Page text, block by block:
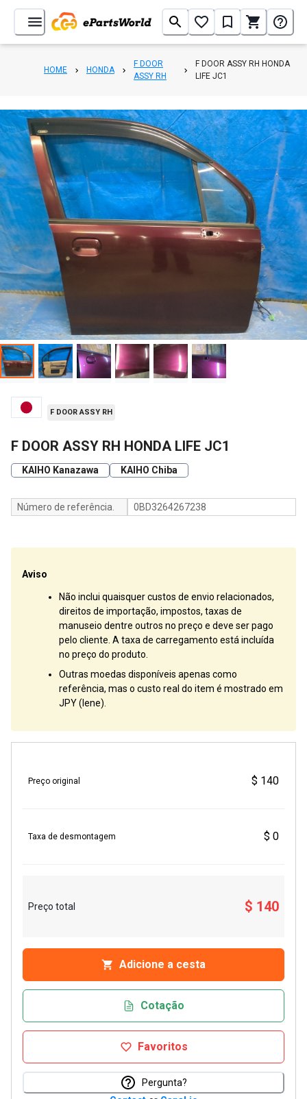
HOME HONDA
F DOOR
ASSY RH
F DOOR ASSY RH HONDA
LIFE JC1
1/6
F DOOR ASSY RH
F DOOR ASSY RH HONDA LIFE JC1
KAIHO Kanazawa KAIHO Chiba
Número de referência. 0BD3264267238
Aviso
Não inclui quaisquer custos de envio relacionados,
direitos de importação, impostos, taxas de
manuseio dentre outros no preço e deve ser pago
pelo cliente. A taxa de carregamento está incluída
no preço do produto.
Outras moedas disponíveis apenas como
referência, mas o custo real do item é mostrado em
JPY (Iene).
Preço original $ 140
Taxa de desmontagem $ 0
Preço total $ 140
Adicione a cesta
Cotação
Favoritos
Pergunta?